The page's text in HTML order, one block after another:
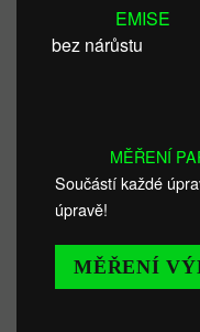
EMISE
bez nárůstu
MĚŘENÍ
Součástí každé
úpravě!
MĚŘENÍ